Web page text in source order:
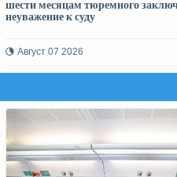
шести месяцам тюремного
неуважение к суду
Август 07 2026